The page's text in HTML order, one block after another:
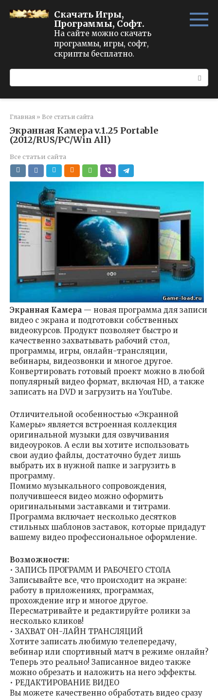
Скачать Игры,
Программы, Софт.
На сайте можно скачать
программы, игры, софт,
скрипты бесплатно.
Главная » Все статьи сайта
Экранная Камера v.1.25 Portable
(2012/RUS/PC/Win All)
Все статьи сайта
Экранная Камера — новая программа для записи
видео с экрана и подготовки собственных
видеокурсов. Продукт позволяет быстро и
качественно захватывать рабочий стол,
программы, игры, онлайн-трансляции,
вебинары, видеозвонки и многое другое.
Конвертировать готовый проект можно в любой
популярный видео формат, включая HD, а также
записать на DVD и загрузить на YouTube.
Отличительной особенностью «Экранной
Камеры» является встроенная коллекция
оригинальной музыки для озвучивания
видеоуроков. А если вы хотите использовать
свои аудио файлы, достаточно будет лишь
выбрать их в нужной папке и загрузить в
программу.
Помимо музыкального сопровождения,
получившееся видео можно оформить
оригинальными заставками и титрами.
Программа включает несколько десятков
стильных шаблонов заставок, которые придадут
вашему видео профессиональное оформление.
Возможности:
• ЗАПИСЬ ПРОГРАММ И РАБОЧЕГО СТОЛА
Записывайте все, что происходит на экране:
работу в приложениях, программах,
прохождение игр и многое другое.
Пересматривайте и редактируйте ролики за
несколько кликов!
• ЗАХВАТ ОН-ЛАЙН ТРАНСЛЯЦИЙ
Хотите записать любимую телепередачу,
вебинар или спортивный матч в режиме онлайн?
Теперь это реально! Записанное видео также
можно обрезать и наложить на него эффекты.
• РЕДАКТИРОВАНИЕ ВИДЕО
Вы можете качественно обработать видео сразу